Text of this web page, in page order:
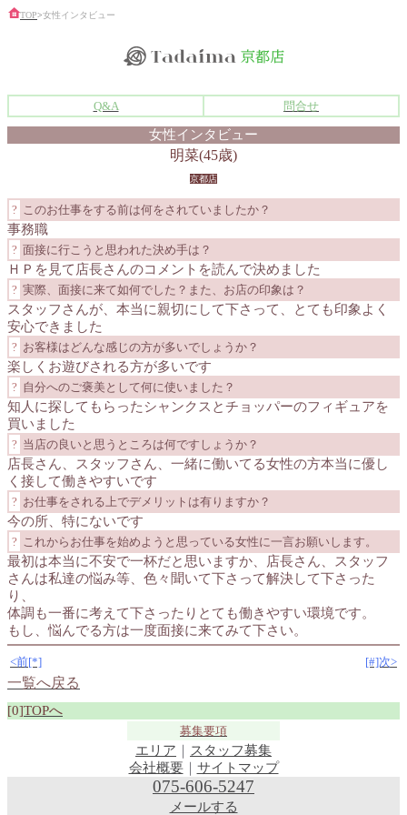
TOP>女性インタビュー
Q&A 問合せ
女性インタビュー
明菜(45歳)
京都店
? このお仕事をする前は何をされていましたか？
事務職
? 面接に行こうと思われた決め手は？
ＨＰを見て店長さんのコメントを読んで決めました
? 実際、面接に来て如何でした？また、お店の印象は？
スタッフさんが、本当に親切にして下さって、とても印象よく
安心できました
? お客様はどんな感じの方が多いでしょうか？
楽しくお遊びされる方が多いです
? 自分へのご褒美として何に使いました？
知人に探してもらったシャンクスとチョッパーのフィギュアを
買いました
? 当店の良いと思うところは何ですしょうか？
店長さん、スタッフさん、一緒に働いてる女性の方本当に優し
く接して働きやすいです
? お仕事をされる上でデメリットは有りますか？
今の所、特にないです
? これからお仕事を始めようと思っている女性に一言お願いします。
最初は本当に不安で一杯だと思いますか、店長さん、スタッフ
さんは私達の悩み等、色々聞いて下さって解決して下さった
り、
体調も一番に考えて下さったりとても働きやすい環境です。
もし、悩んでる方は一度面接に来てみて下さい。
<前[*] [#]次>
一覧へ戻る
[0]TOPへ
募集要項
エリア
スタッフ募集
会社概要｜ サイトマップ
075-606-5247
メールする